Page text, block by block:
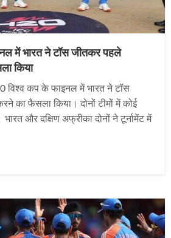
में भारत ने टॉस जीतकर पहले
किया
विश्व कप के फाइनल में भारत ने टॉस
का फैसला किया। दोनों टीमों में कोई
और दक्षिण अफ्रीका दोनों ने टूर्नामेंट में